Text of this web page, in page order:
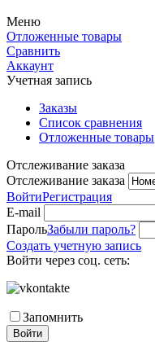
Меню
Отложенные товары
Сравнить
Аккаунт
Учетная запись
Заказы
Список сравнения
Отложенные товары
Отслеживание заказа
Отслеживание заказа
ВойтиРегистрация
E-mail
ПарольЗабыли пароль?
Создать учетную запись
Войти через соц. сеть:
Запомнить
Войти